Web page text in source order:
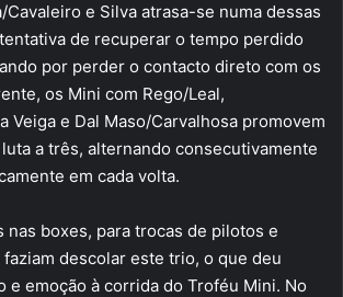
Cavaleiro e Silva atrasa-se numa dessas
de recuperar o tempo perdido
por perder o contacto direto com os
os Mini com Rego/Leal,
Veiga e Dal Maso/Carvalhosa promovem
a três, alternando consecutivamente
em cada volta.
nas boxes, para trocas de pilotos e
descolar este trio, o que deu
e emoção à corrida do Troféu Mini. No